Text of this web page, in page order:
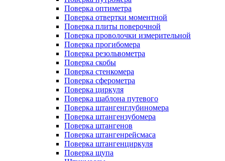
Поверка оптиметра
Поверка отвертки моментной
Поверка плиты поверочной
Поверка проволочки измерительной
Поверка прогибомера
Поверка резольвометра
Поверка скобы
Поверка стенкомера
Поверка сферометра
Поверка циркуля
Поверка шаблона путевого
Поверка штангенглубиномера
Поверка штангензубомера
Поверка штангенов
Поверка штангенрейсмаса
Поверка штангенциркуля
Поверка щупа